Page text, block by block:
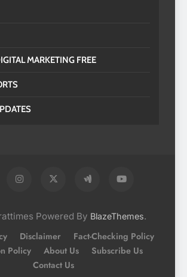
MARKETING FREE
Powered By BlazeThemes.
Disclaimer
Fact-Checking Policy
Policy
About Us
Subscribe Us
Contact Us